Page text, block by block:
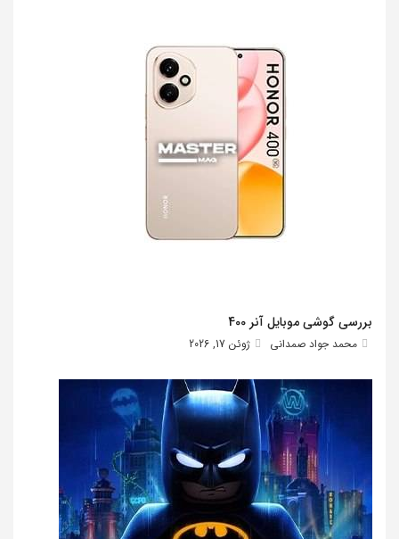
بررسی گوشی موبایل آنر 400
محمد جواد صمدانی ژوئن 17, 2026